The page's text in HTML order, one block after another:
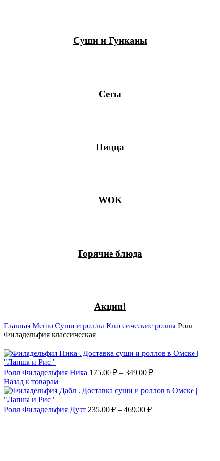
Суши и Гунканы
Сеты
Пицца
WOK
Горячие блюда
Акции!
Главная Меню Суши и роллы Классические роллы Ролл
Филадельфия классическая
Ролл Филадельфия Ника 175.00 ₽ – 349.00 ₽
Назад к товарам
Ролл Филадельфия Дуэт 235.00 ₽ – 469.00 ₽